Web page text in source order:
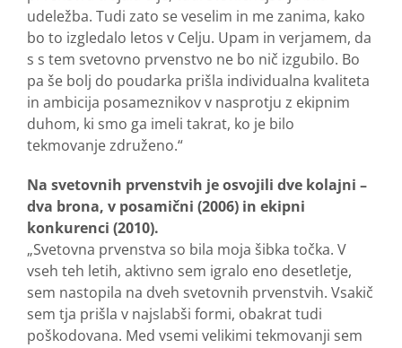
udeležba. Tudi zato se veselim in me zanima, kako
bo to izgledalo letos v Celju. Upam in verjamem, da
s s tem svetovno prvenstvo ne bo nič izgubilo. Bo
pa še bolj do poudarka prišla individualna kvaliteta
in ambicija posameznikov v nasprotju z ekipnim
duhom, ki smo ga imeli takrat, ko je bilo
tekmovanje združeno.“
Na svetovnih prvenstvih je osvojili dve kolajni –
dva brona, v posamični (2006) in ekipni
konkurenci (2010).
„Svetovna prvenstva so bila moja šibka točka. V
vseh teh letih, aktivno sem igralo eno desetletje,
sem nastopila na dveh svetovnih prvenstvih. Vsakič
sem tja prišla v najslabši formi, obakrat tudi
poškodovana. Med vsemi velikimi tekmovanji sem